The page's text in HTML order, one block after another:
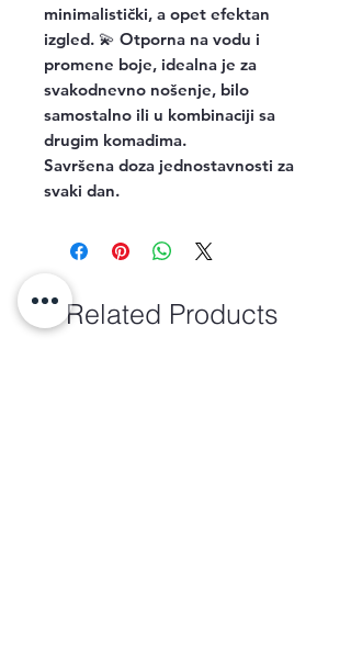
minimalistički, a opet efektan
izgled. 💫 Otporna na vodu i
promene boje, idealna je za
svakodnevno nošenje, bilo
samostalno ili u kombinaciji sa
drugim komadima.
Savršena doza jednostavnosti za
svaki dan.
Related Products